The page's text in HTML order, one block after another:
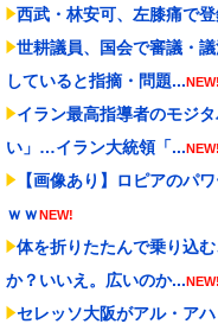
西武・林安可、左膝痛で
世耕議員、国会で審議・
していると指摘・問題...NEW!
イラン最高指導者のモジ
い」…イラン大統領「...NEW!
【画像あり】ロピアのパ
ｗｗNEW!
体を折りたたんで乗り込
か？いいえ。広いのか...NEW!
セレッソ大阪がアル・ア